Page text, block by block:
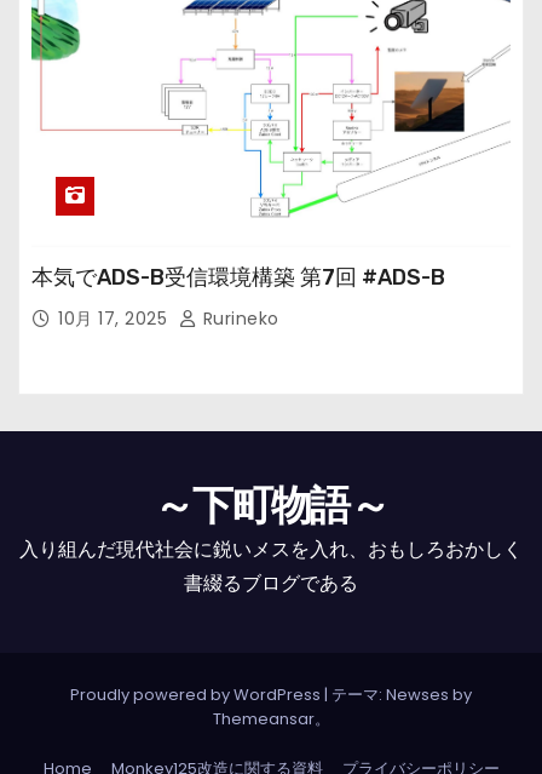
本気でADS-B受信環境構築 第7回 #ADS-B
10月 17, 2025 Rurineko
～下町物語～
入り組んだ現代社会に鋭いメスを入れ、おもしろおかしく
書綴るブログである
Proudly powered by WordPress | テーマ: Newses by
Themeansar。
Home Monkey125改造に関する資料 プライバシーポリシー